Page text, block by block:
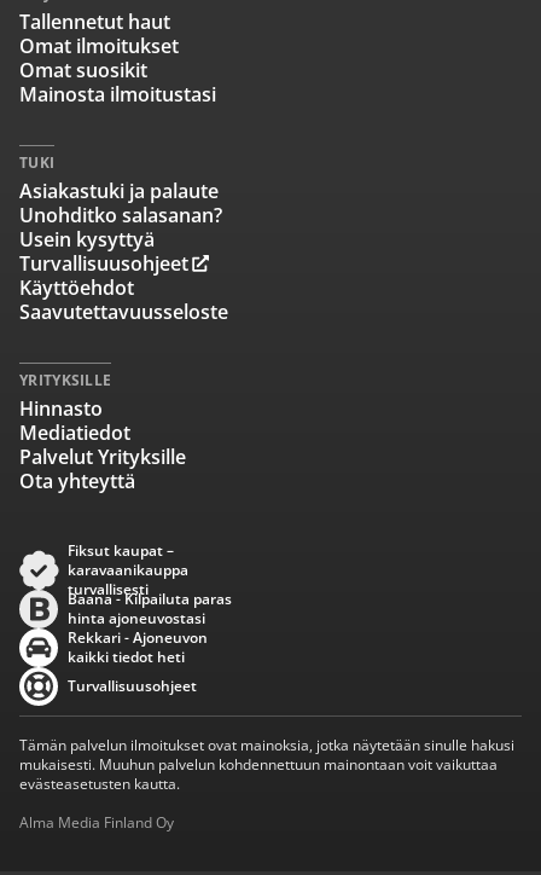
Tallennetut haut
Omat ilmoitukset
Omat suosikit
Mainosta ilmoitustasi
TUKI
Asiakastuki ja palaute
Unohditko salasanan?
Usein kysyttyä
Turvallisuusohjeet
Käyttöehdot
Saavutettavuusseloste
YRITYKSILLE
Hinnasto
Mediatiedot
Palvelut Yrityksille
Ota yhteyttä
Fiksut kaupat –
karavaanikauppa
turvallisesti
Baana - Kilpailuta paras
hinta ajoneuvostasi
Rekkari - Ajoneuvon
kaikki tiedot heti
Turvallisuusohjeet
Tämän palvelun ilmoitukset ovat mainoksia, jotka näytetään sinulle hakusi
mukaisesti. Muuhun palvelun kohdennettuun mainontaan voit vaikuttaa
evästeasetusten kautta.
Alma Media Finland Oy